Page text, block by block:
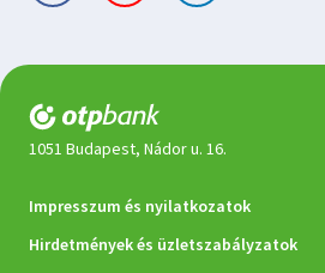
1051 Budapest, Nádor u. 16.
Jogi
dokumentumok
Impresszum és nyilatkozatok
Hirdetmények és üzletszabályzatok